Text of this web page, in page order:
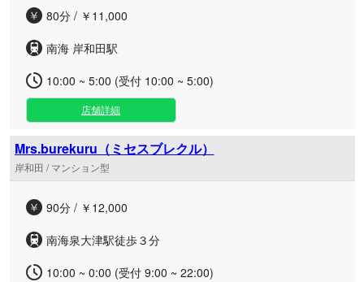
80分 / ￥11,000
南海 岸和田駅
10:00 ~ 5:00 (受付 10:00 ~ 5:00)
店舗詳細
Mrs.burekuru（ミセスブレクル）
岸和田 / マンション型
90分 / ￥12,000
南海泉大津駅徒歩３分
10:00 ~ 0:00 (受付 9:00 ~ 22:00)